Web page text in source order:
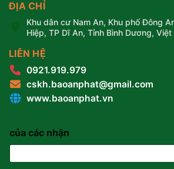
ĐỊA CHỈ
Khu dân cư Nam An, Khu phố Đông
Hiệp, TP Dĩ An, Tỉnh Bình Dương, Việt
LIÊN HỆ
0921.919.979
cskh.baoanphat@gmail.com
www.baoanphat.vn
của các nhận